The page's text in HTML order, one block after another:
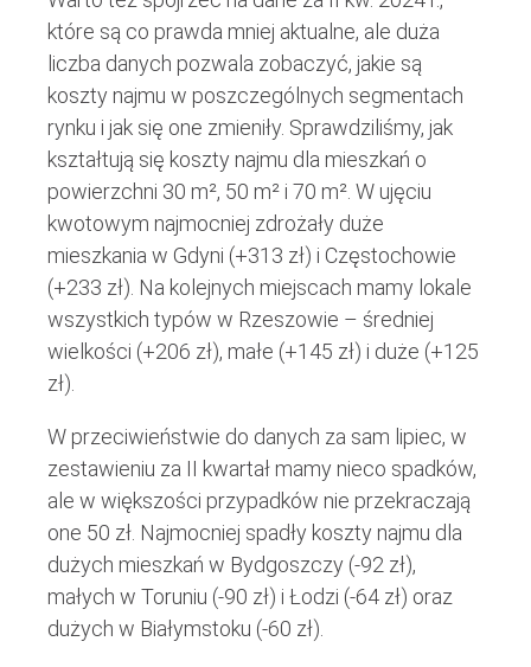
które są co prawda mniej aktualne, ale duża
liczba danych pozwala zobaczyć, jakie są
koszty najmu w poszczególnych segmentach
rynku i jak się one zmieniły. Sprawdziliśmy, jak
kształtują się koszty najmu dla mieszkań o
powierzchni 30 m², 50 m² i 70 m². W ujęciu
kwotowym najmocniej zdrożały duże
mieszkania w Gdyni (+313 zł) i Częstochowie
(+233 zł). Na kolejnych miejscach mamy lokale
wszystkich typów w Rzeszowie – średniej
wielkości (+206 zł), małe (+145 zł) i duże (+125
zł).
W przeciwieństwie do danych za sam lipiec, w
zestawieniu za II kwartał mamy nieco spadków,
ale w większości przypadków nie przekraczają
one 50 zł. Najmocniej spadły koszty najmu dla
dużych mieszkań w Bydgoszczy (-92 zł),
małych w Toruniu (-90 zł) i Łodzi (-64 zł) oraz
dużych w Białymstoku (-60 zł).